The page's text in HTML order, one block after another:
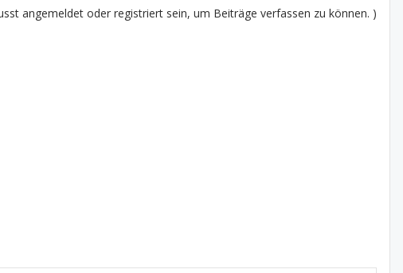
angemeldet oder registriert sein, um Beiträge verfassen zu können. )